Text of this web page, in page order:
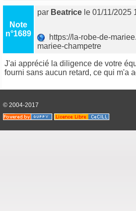
Note
n°1689
par Beatrice le 01/11/2025
https://la-robe-de-
mariee-champetre
J'ai apprécié la diligence de votre
fourni sans aucun retard, ce qui m'a
© 2004-2017